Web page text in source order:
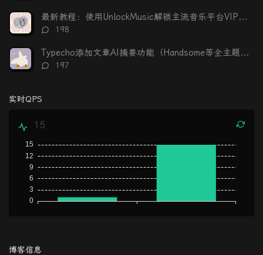
数：
最新教程：使用UnlockMusic解锁主流音乐平台VIP歌曲的加密保护
评
数：
198
Typecho添加文章AI摘要功能（Handsome等全主题适配）
评
197
实时QPS
15
博客信息